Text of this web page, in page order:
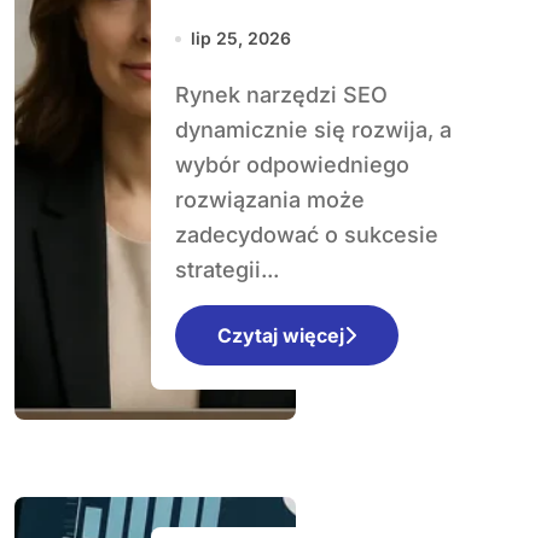
Semrush i Senuto
lip 25, 2026
Rynek narzędzi SEO
dynamicznie się rozwija, a
wybór odpowiedniego
rozwiązania może
zadecydować o sukcesie
strategii...
Czytaj więcej